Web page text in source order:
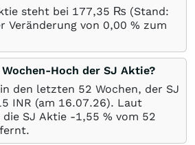
steht bei 177,35 ₨ (Stand:
Veränderung von 0,00 % zum
Hoch der SJ Aktie?
den letzten 52 Wochen, der SJ
INR (am 16.07.26). Laut
SJ Aktie -1,55 % vom 52